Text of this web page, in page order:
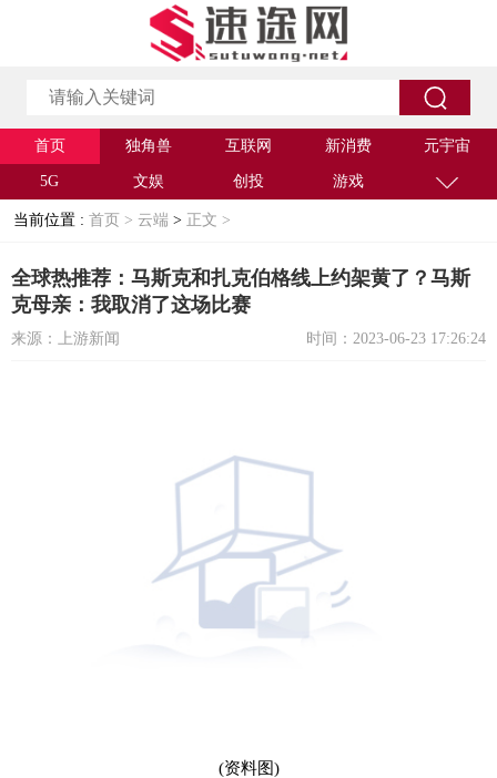
首页 独角兽 互联网 新消费 元宇宙
5G 文娱 创投 游戏
当前位置 : 首页 > 云端 > 正文 >
全球热推荐：马斯克和扎克伯格线上约架黄了？马斯
克母亲：我取消了这场比赛
来源：上游新闻 时间：2023-06-23 17:26:24
(资料图)